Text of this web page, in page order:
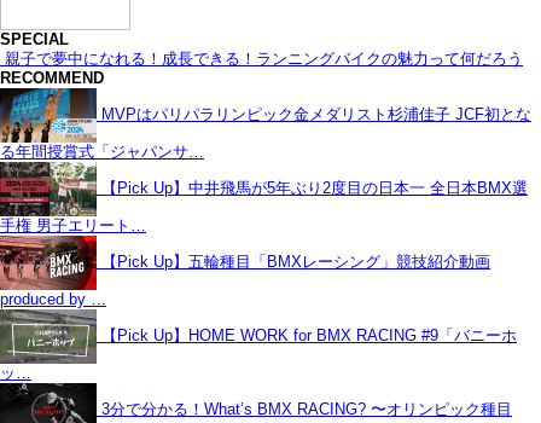
SPECIAL
親子で夢中になれる！成長できる！ランニングバイクの魅力って何だろう
RECOMMEND
MVPはパリパラリンピック金メダリスト杉浦佳子 JCF初とな
る年間授賞式「ジャパンサ…
【Pick Up】中井飛馬が5年ぶり2度目の日本一 全日本BMX選
手権 男子エリート…
【Pick Up】五輪種目「BMXレーシング」競技紹介動画
produced by …
【Pick Up】HOME WORK for BMX RACING #9「バニーホ
ッ…
3分で分かる！What’s BMX RACING? 〜オリンピック種目